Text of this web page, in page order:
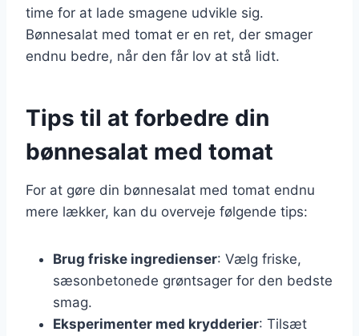
time for at lade smagene udvikle sig.
Bønnesalat med tomat er en ret, der smager
endnu bedre, når den får lov at stå lidt.
Tips til at forbedre din
bønnesalat med tomat
For at gøre din bønnesalat med tomat endnu
mere lækker, kan du overveje følgende tips:
Brug friske ingredienser: Vælg friske,
sæsonbetonede grøntsager for den bedste
smag.
Eksperimenter med krydderier: Tilsæt